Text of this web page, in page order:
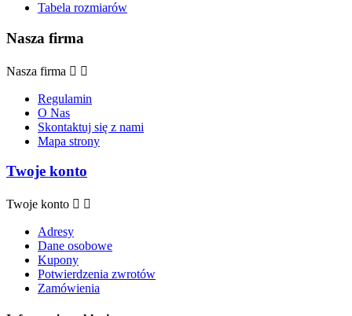
Tabela rozmiarów
Nasza firma
Nasza firma  
Regulamin
O Nas
Skontaktuj się z nami
Mapa strony
Twoje konto
Twoje konto  
Adresy
Dane osobowe
Kupony
Potwierdzenia zwrotów
Zamówienia